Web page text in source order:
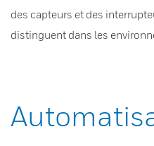
des capteurs et des
distinguent dans les